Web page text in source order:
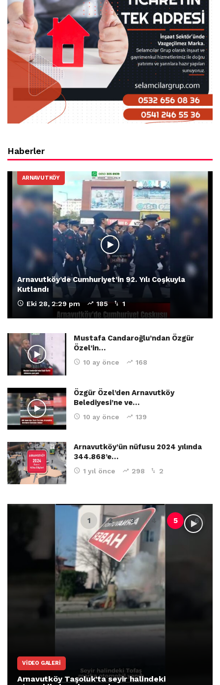
Haberler
ARNAVUTKÖY
Arnavutköy’de Cumhuriyet’in 92. Yılı Coşkuyla
Kutlandı
Eki 28, 2:29 pm 185 1
Mustafa Candaroğlu’ndan Özgür
Özel’in…
10 ay önce 168
Özgür Özel’den Arnavutköy
Belediyesi’ne ve…
10 ay önce 139
Arnavutköy’ün nüfusu 2024 yılında
344.868’e…
1 yıl önce 298 2
VIDEO GALERI
Arnavutköy Taşoluk’ta seyir halindeki